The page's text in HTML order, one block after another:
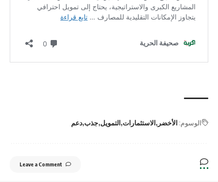
الوسوم: الأخضر الاستثمارات التمويل جذب دعم
Leave a Comment